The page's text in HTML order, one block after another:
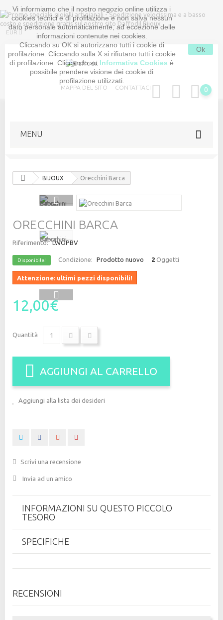
EUR
MENU
0
CONTATTACI
MAPPA DEL SITO
BIJOUX Orecchini Barca
ORECCHINI BARCA
Riferimento: LWOPBV
Disponibile! Condizione: Prodotto nuovo 2 Oggetti
Attenzione: ultimi pezzi disponibili!
12,00€
Quantità
AGGIUNGI AL CARRELLO
Aggiungi alla lista dei desideri
Scrivi una recensione
Invia ad un amico
INFORMAZIONI SU QUESTO PICCOLO
TESORO
SPECIFICHE
RECENSIONI
Vi informiamo che il nostro negozio online utilizza i
cookies tecnici e di profilazione e non salva nessun
dato personale automaticamente, ad eccezione delle
informazioni contenute nei cookies.
Cliccando su OK si autorizzano tutti i cookie di
profilazione. Cliccando sulla X si rifiutano tutti i cookie
di profilazione. Cliccando su Informativa Cookies è
possibile prendere visione dei cookie di
profilazione utilizzati.
Ok